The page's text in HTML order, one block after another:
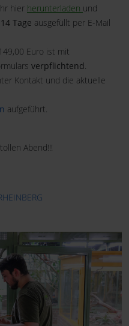
hier herunterladen und
Tage ausgefüllt per E-Mail
Euro ist mit
verpflichtend
Kontakt und die aktuelle
aufgeführt.
Abend!!!